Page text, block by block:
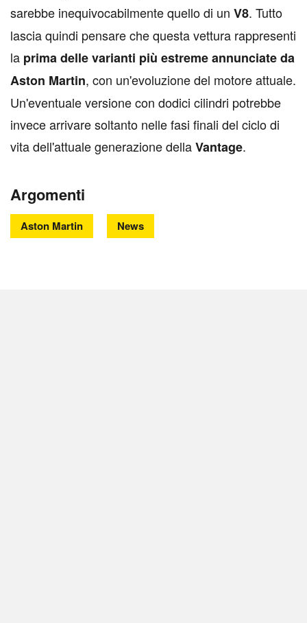
sarebbe inequivocabilmente quello di un V8. Tutto
lascia quindi pensare che questa vettura rappresenti
la prima delle varianti più estreme annunciate da
Aston Martin, con un'evoluzione del motore attuale.
Un'eventuale versione con dodici cilindri potrebbe
invece arrivare soltanto nelle fasi finali del ciclo di
vita dell'attuale generazione dellaVantage.
Argomenti
Aston Martin News